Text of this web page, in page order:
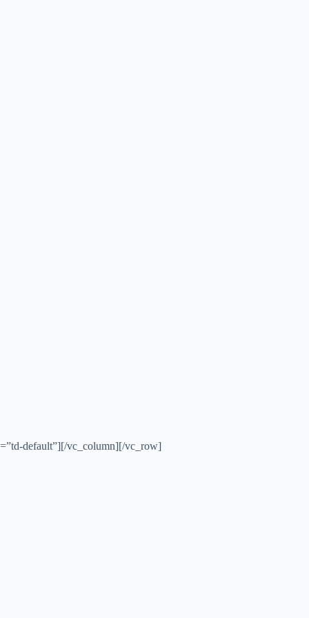
default”][/vc_column][/vc_row]